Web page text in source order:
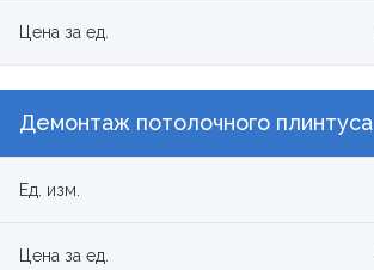
Цена за ед.
Демонтаж потолочного плинтуса
Ед. изм.
Цена за ед.